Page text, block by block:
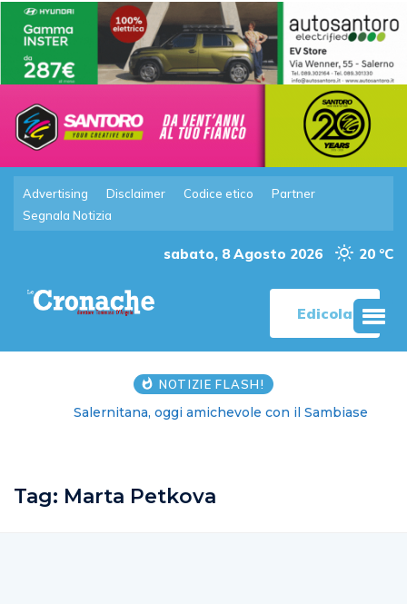
Advertising Disclaimer Codice etico
Partner
Segnala Notizia
sabato, 8 Agosto 2026 20 °C
Edicola
NOTIZIE FLASH!
Salernitana, oggi amichevole con il Sambiase